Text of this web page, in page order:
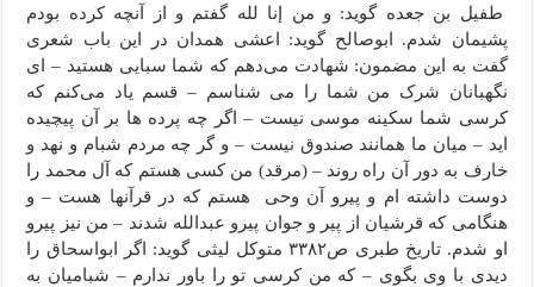
طفیل بن جعده گوید: و من إنا لله گفتم و از آنچه کرده بودم
پشیمان شدم. ابوصالح گوید: اعشی همدان در این باب شعری
گفت به این مضمون: شهادت می‌دهم که شما سبایی هستید – ای
نگهبانان شرک من شما را می شناسم – قسم یاد می‌کنم که
کرسی شما سکینه موسی نیست – اگر چه پرده ها بر آن پیچیده
اید – میان ما همانند صندوق نیست – و گر چه مردم شبام و نهد و
خارف به دور آن راه روند – (مرقد) من کسی هستم که آل محمد را
دوست داشته ام و پیرو آن وحی هستم که در قرآنها هست – و
هنگامی که قرشیان از پیر و جوان پیرو عبدالله شدند – من نیز پیرو
او شدم. تاریخ طبری ص۳۳۸۲ متوکل لیثی گوید: اگر ابواسحاق را
دیدی با وی بگوی – که من کرسی تو را باور ندارم – شبامیان به